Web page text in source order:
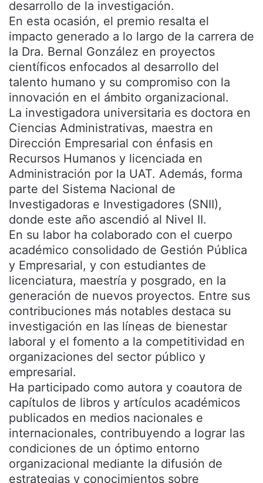
desarrollo de la investigación.
En esta ocasión, el premio resalta el
impacto generado a lo largo de la carrera de
la Dra. Bernal González en proyectos
científicos enfocados al desarrollo del
talento humano y su compromiso con la
innovación en el ámbito organizacional.
La investigadora universitaria es doctora en
Ciencias Administrativas, maestra en
Dirección Empresarial con énfasis en
Recursos Humanos y licenciada en
Administración por la UAT. Además, forma
parte del Sistema Nacional de
Investigadoras e Investigadores (SNII),
donde este año ascendió al Nivel II.
En su labor ha colaborado con el cuerpo
académico consolidado de Gestión Pública
y Empresarial, y con estudiantes de
licenciatura, maestría y posgrado, en la
generación de nuevos proyectos. Entre sus
contribuciones más notables destaca su
investigación en las líneas de bienestar
laboral y el fomento a la competitividad en
organizaciones del sector público y
empresarial.
Ha participado como autora y coautora de
capítulos de libros y artículos académicos
publicados en medios nacionales e
internacionales, contribuyendo a lograr las
condiciones de un óptimo entorno
organizacional mediante la difusión de
estrategias y conocimientos sobre